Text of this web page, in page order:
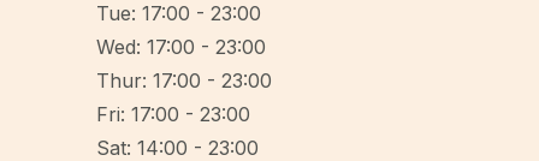
Tue: 17:00 - 23:00
Wed: 17:00 - 23:00
Thur: 17:00 - 23:00
Fri: 17:00 - 23:00
Sat: 14:00 - 23:00